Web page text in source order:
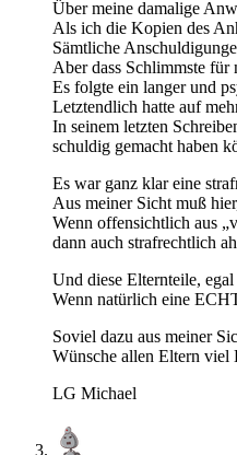
Über meine damalige
Als ich die Kopien des
Sämtliche
Aber dass Schlimmste für
Es folgte ein langer und
Letztendlich hatte auf
In seinem letzten
schuldig gemacht haben
Es war ganz klar eine
Aus meiner Sicht muß
Wenn offensichtlich aus
dann auch strafrechtlich
Und diese Elternteile,
Wenn natürlich eine
Soviel dazu aus meiner
Wünsche allen Eltern
LG Michael